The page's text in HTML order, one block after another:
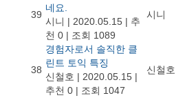
39
네요.
시니 | 2020.05.15 | 추
천 0 | 조회 1089
시니
38
경험자로서 솔직한 클
린트 토익 특징
신철호 | 2020.05.15 |
추천 0 | 조회 1047
신철호